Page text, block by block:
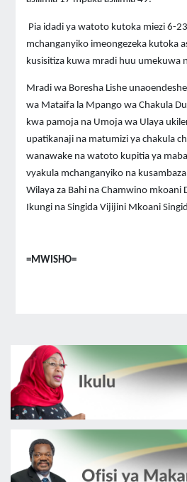
Pia idadi ya watoto kutoka miezi 6-
mchanganyiko imeongezeka kutoka
kusisitiza kuwa mradi huu umekuwa
Mradi wa Boresha Lishe
wa Mataifa la Mpango wa Chakula
kwa pamoja na Umoja wa Ulaya
upatikanaji na matumizi ya chakula
wanawake na watoto kupitia ya
vyakula mchanganyiko na
Wilaya za Bahi na Chamwino mkoani
Ikungi na Singida Vijijini Mkoani
=MWISHO=